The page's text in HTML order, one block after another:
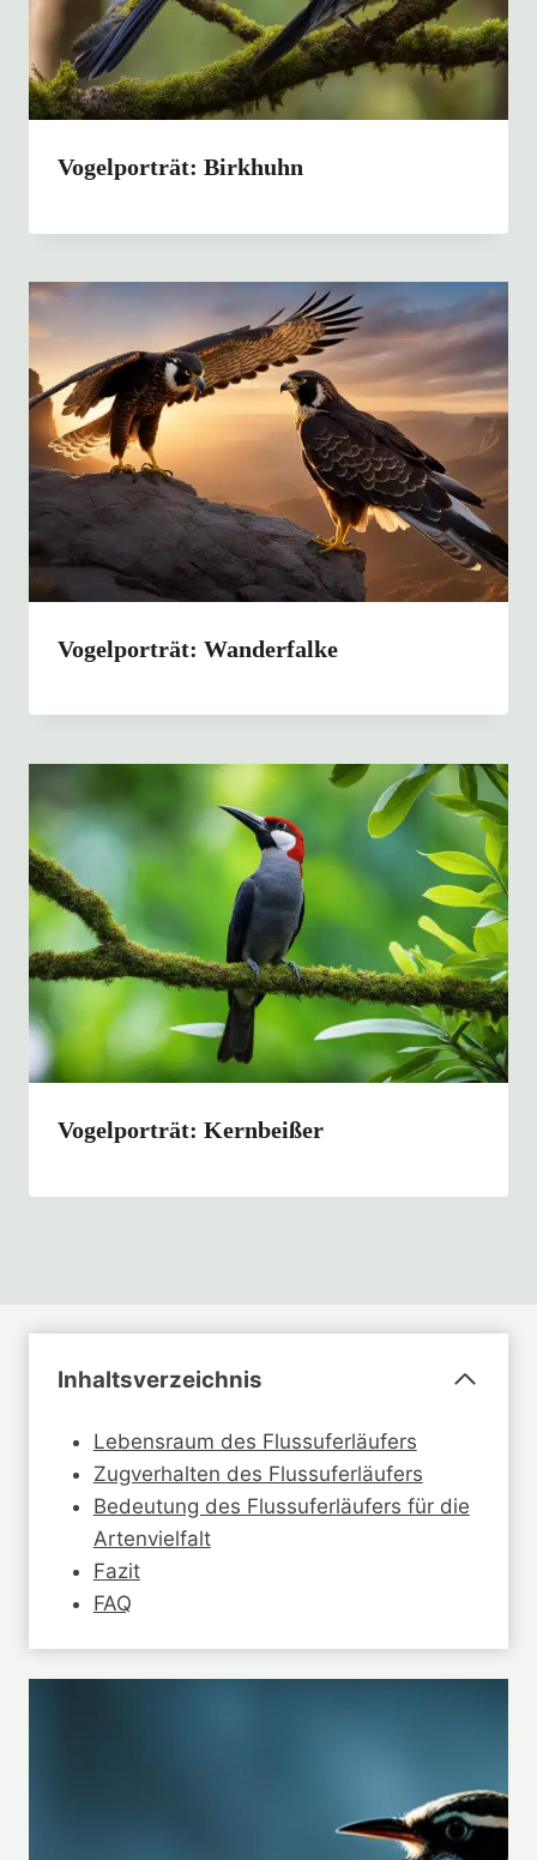
Vogelporträt: Birkhuhn
Vogelporträt: Wanderfalke
Vogelporträt: Kernbeißer
Inhaltsverzeichnis
Lebensraum des Flussuferläufers
Zugverhalten des Flussuferläufers
Bedeutung des Flussuferläufers für die
Artenvielfalt
Fazit
FAQ